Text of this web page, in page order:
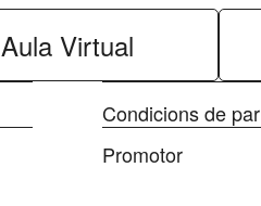
Aula Virtual
Condicions de
Promotor